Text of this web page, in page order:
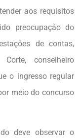
aos requisitos
preocupação do
de contas,
conselheiro
o ingresso regular
meio do concurso
deve observar o